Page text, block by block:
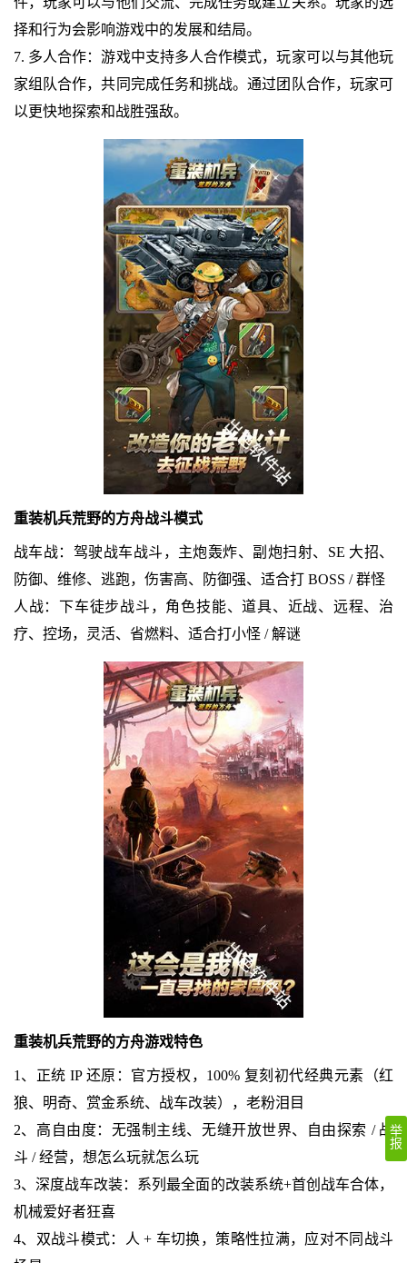
择和行为会影响游戏中的发展和结局。
7. 多人合作：游戏中支持多人合作模式，玩家可以与其他玩
家组队合作，共同完成任务和挑战。通过团队合作，玩家可
以更快地探索和战胜强敌。
重装机兵荒野的方舟战斗模式
战车战：驾驶战车战斗，主炮轰炸、副炮扫射、SE 大招、
防御、维修、逃跑，伤害高、防御强、适合打 BOSS / 群怪
人战：下车徒步战斗，角色技能、道具、近战、远程、治
疗、控场，灵活、省燃料、适合打小怪 / 解谜
重装机兵荒野的方舟游戏特色
1、正统 IP 还原：官方授权，100% 复刻初代经典元素（红
狼、明奇、赏金系统、战车改装），老粉泪目
2、高自由度：无强制主线、无缝开放世界、自由探索 / 战
斗 / 经营，想怎么玩就怎么玩
3、深度战车改装：系列最全面的改装系统+首创战车合体，
机械爱好者狂喜
4、双战斗模式：人 + 车切换，策略性拉满，应对不同战斗
举
报